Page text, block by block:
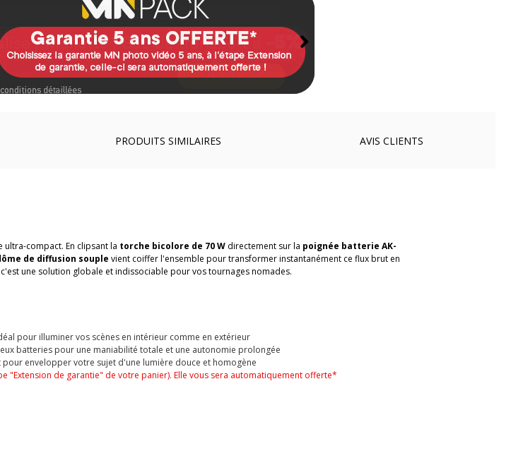
PRODUITS SIMILAIRES AVIS CLIENTS
compact. En clipsant la torche bicolore de 70 W directement sur la poignée batterie AK-
de diffusion souple vient coiffer l'ensemble pour transformer instantanément ce flux brut en
une solution globale et indissociable pour vos tournages nomades.
pour illuminer vos scènes en intérieur comme en extérieur
batteries pour une maniabilité totale et une autonomie prolongée
envelopper votre sujet d'une lumière douce et homogène
"Extension de garantie" de votre panier). Elle vous sera automatiquement offerte*